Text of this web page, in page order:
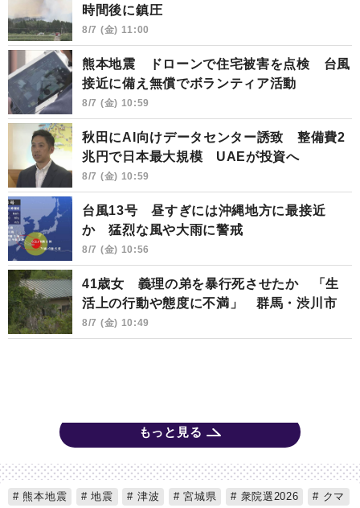
時間後に鎮圧
8/7 (金) 11:00
熊本地震 ドローンで住宅被害を点検 台風
接近に備え無償でボランティア活動
8/7 (金) 10:59
秋田にAI向けデータセンター誘致 整備費2
兆円で日本最大規模 UAEが投資へ
8/7 (金) 10:59
台風13号 昼すぎには沖縄地方に最接近
か 猛烈な風や大雨に警戒
8/7 (金) 10:56
41歳女 義理の弟を暴行死させたか 「生
活上の行動や態度に不満」 群馬・渋川市
8/7 (金) 10:49
もっと見る
熊本地震 地震 津波 宮城県 衆院選2026
クマ